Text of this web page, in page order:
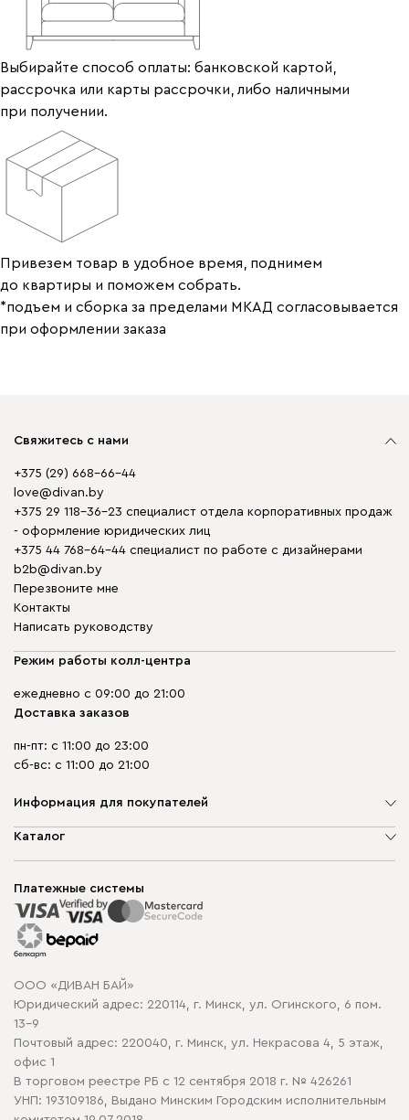
Выбирайте способ оплаты: банковской картой,
рассрочка или карты рассрочки, либо наличными
при получении.
Привезем товар в удобное время, поднимем
до квартиры и поможем собрать.
*подъем и сборка за пределами МКАД согласовывается
при оформлении заказа
Свяжитесь с нами
+375 (29) 668-66-44
love@divan.by
+375 29 118-36-23 специалист отдела корпоративных продаж
- оформление юридических лиц
+375 44 768-64-44 специалист по работе с дизайнерами
b2b@divan.by
Перезвоните мне
Контакты
Написать руководству
Режим работы колл-центра
ежедневно с 09:00 до 21:00
Доставка заказов
пн-пт: с 11:00 до 23:00
сб-вс: с 11:00 до 21:00
Информация для покупателей
О компании
Способы оплаты
Рассрочка и кредит
Гарантия
Карта сайта
Политика конфиденциальности
Политика в отношении обработки cookie
Каталог
Корпусная мебель
Распродажа мебели
Платежные системы
ООО «ДИВАН БАЙ»
Юридический адрес: 220114, г. Минск, ул. Огинского, 6 пом.
13-9
Почтовый адрес: 220040, г. Минск, ул. Некрасова 4, 5 этаж,
офис 1
В торговом реестре РБ с 12 сентября 2018 г. № 426261
УНП: 193109186, Выдано Минским Городским исполнительным